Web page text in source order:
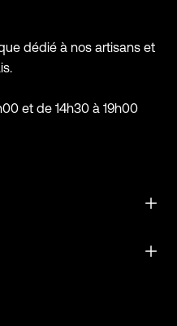
dédié à nos artisans et
et de 14h30 à 19h00